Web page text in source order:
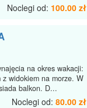
Noclegi od: 100.00 zł
na okres wakacji:
z widokiem na morze. W
balkon. D...
Noclegi od: 80.00 zł